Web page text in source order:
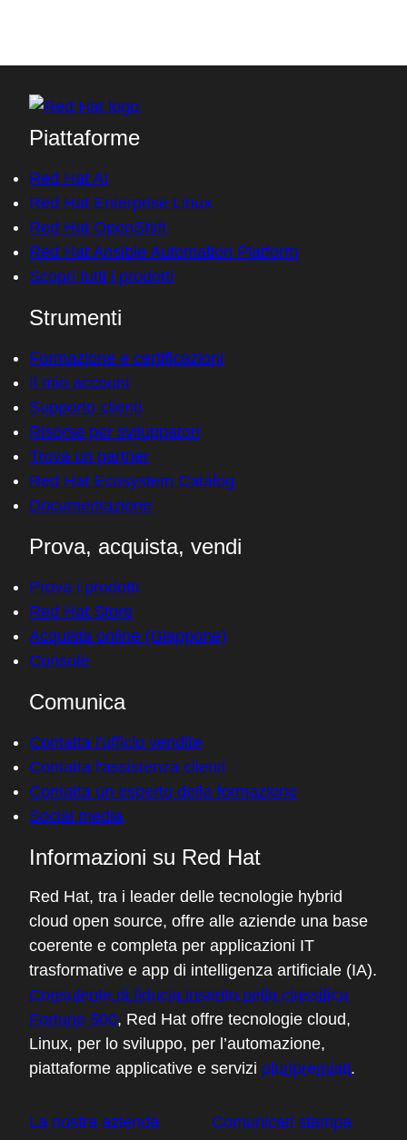
Piattaforme
Red Hat AI
Red Hat Enterprise Linux
Red Hat OpenShift
Red Hat Ansible Automation Platform
Scopri tutti i prodotti
Strumenti
Formazione e certificazioni
Il mio account
Supporto clienti
Risorse per sviluppatori
Trova un partner
Red Hat Ecosystem Catalog
Documentazione
Prova, acquista, vendi
Prova i prodotti
Red Hat Store
Acquista online (Giappone)
Console
Comunica
Contatta l'ufficio vendite
Contatta l'assistenza clienti
Contatta un esperto della formazione
Social media
Informazioni su Red Hat
Red Hat, tra i leader delle tecnologie hybrid
cloud open source, offre alle aziende una base
coerente e completa per applicazioni IT
trasformative e app di intelligenza artificiale (IA).
Consulente di fiducia inserito nella classifica
Fortune 500, Red Hat offre tecnologie cloud,
Linux, per lo sviluppo, per l’automazione,
piattaforme applicative e servizi pluripremiati.
La nostra azienda Comunicati stampa